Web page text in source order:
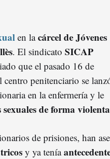
en lacárcel de Jóvenes
. El sindicato SICAP
que el pasado 16 de
penitenciario se
en la enfermería y le
de forma violenta
de prisiones, han
y ya tenía